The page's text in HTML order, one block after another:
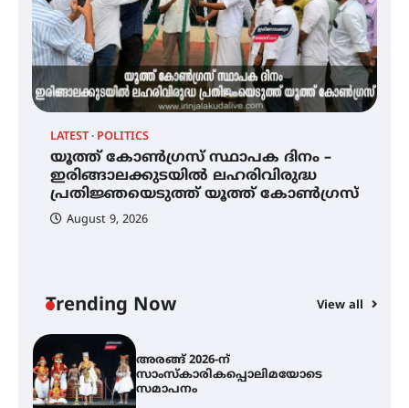
LATEST POLITICS
യൂത്ത് കോൺഗ്രസ്‌ സ്ഥാപക ദിനം –
ഇരിങ്ങാലക്കുടയിൽ ലഹരിവിരുദ്ധ
പ്രതിജ്ഞയെടുത്ത് യൂത്ത് കോൺഗ്രസ്
August 9, 2026
Trending Now View all
ഐ.ടി.യു. ബാങ്കിലെ
നിക്ഷേപകർക്ക് പണം തിരികെ
ലഭ്യമാക്കാൻ കേന്ദ്ര-കേരള
സർക്കാരുകൾ അടിയന്തരമായി
ഇടപെടണമെന്ന് ഐ.ടി.യു. ബാങ്ക്
നിക്ഷേപക സംരക്ഷണ സമിതി
യൂത്ത് കോൺഗ്രസ്‌ സ്ഥാപക ദിനം
– ഇരിങ്ങാലക്കുടയിൽ
ലഹരിവിരുദ്ധ പ്രതിജ്ഞയെടുത്ത്
യൂത്ത് കോൺഗ്രസ്
എ.കെ.സി.സി.യുടെ സൗജന്യ
ആയുർവേദ മെഡിക്കൽ ക്യാമ്പ്